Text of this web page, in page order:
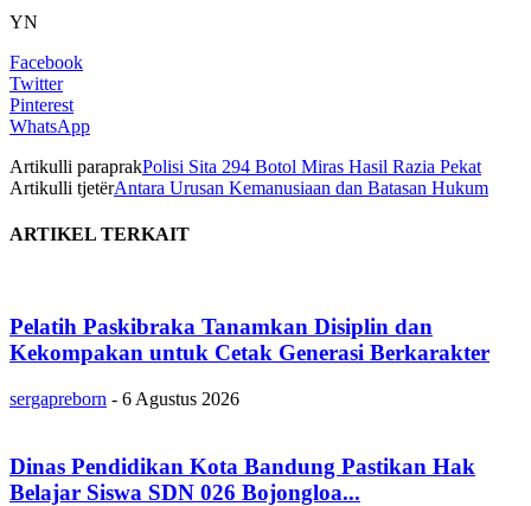
YN
Facebook
Twitter
Pinterest
WhatsApp
Artikulli paraprakPolisi Sita 294 Botol Miras Hasil Razia Pekat
Artikulli tjetërAntara Urusan Kemanusiaan dan Batasan Hukum
ARTIKEL TERKAIT
Pelatih Paskibraka Tanamkan Disiplin dan
Kekompakan untuk Cetak Generasi Berkarakter
sergapreborn - 6 Agustus 2026
Dinas Pendidikan Kota Bandung Pastikan Hak
Belajar Siswa SDN 026 Bojongloa...